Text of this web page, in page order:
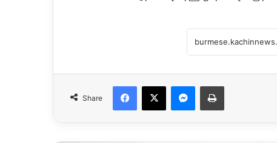
Share
Facebook
X Messenger
Print